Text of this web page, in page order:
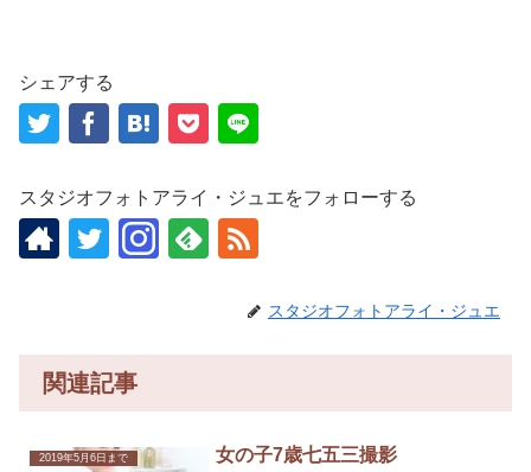
シェアする
スタジオフォトアライ・ジュエをフォローする
スタジオフォトアライ・ジュエ
関連記事
2019年5月6日まで 女の子7歳七五三撮影